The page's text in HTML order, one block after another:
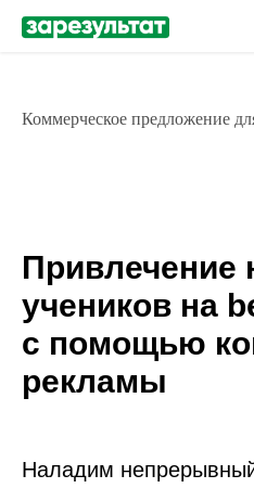
Коммерческое предложение
Привлечение
учеников на
с помощью
рекламы
Наладим